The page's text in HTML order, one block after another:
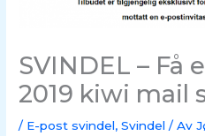
SVINDEL – Få
2019 kiwi mail
/ E-post svindel,Svindel / Av